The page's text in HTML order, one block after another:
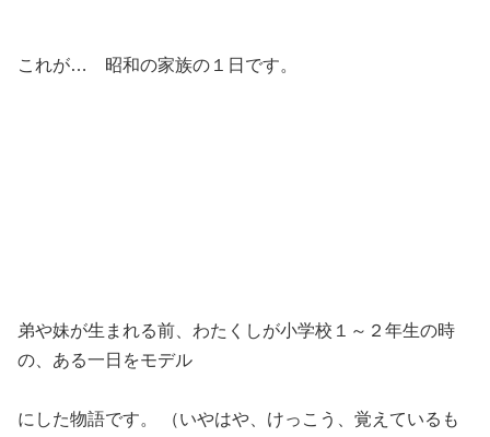
これが… 昭和の家族の１日です。
弟や妹が生まれる前、わたくしが小学校１～２年生の時
の、ある一日をモデル
にした物語です。 （いやはや、けっこう、覚えているも